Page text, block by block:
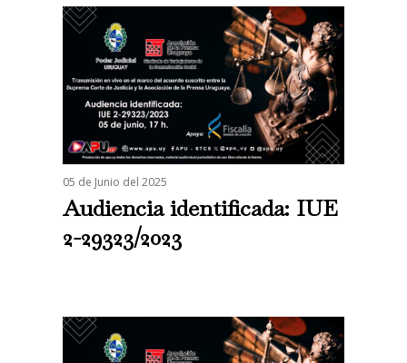
05 de Junio del 2025
Audiencia identificada: IUE
2-29323/2023